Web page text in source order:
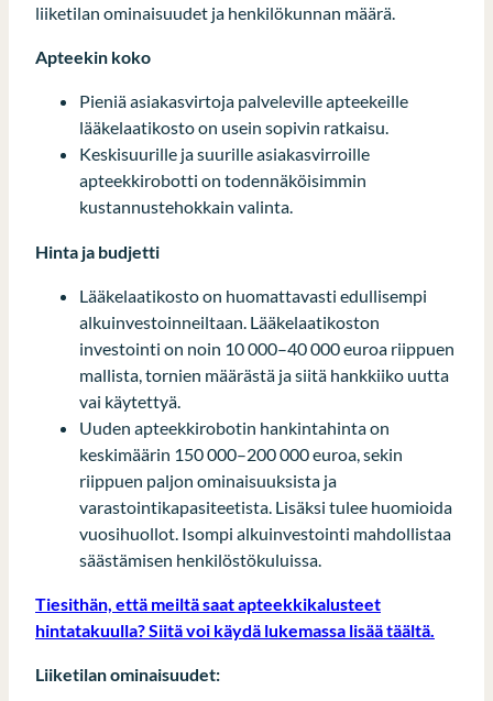
liiketilan ominaisuudet ja henkilökunnan määrä.
Apteekin koko
Pieniä asiakasvirtoja palveleville apteekeille
lääkelaatikosto on usein sopivin ratkaisu.
Keskisuurille ja suurille asiakasvirroille
apteekkirobotti on todennäköisimmin
kustannustehokkain valinta.
Hinta ja budjetti
Lääkelaatikosto on huomattavasti edullisempi
alkuinvestoinneiltaan. Lääkelaatikoston
investointi on noin 10 000–40 000 euroa riippuen
mallista, tornien määrästä ja siitä hankkiiko uutta
vai käytettyä.
Uuden apteekkirobotin hankintahinta on
keskimäärin 150 000–200 000 euroa, sekin
riippuen paljon ominaisuuksista ja
varastointikapasiteetista. Lisäksi tulee huomioida
vuosihuollot. Isompi alkuinvestointi mahdollistaa
säästämisen henkilöstökuluissa.
Tiesithän, että meiltä saat apteekkikalusteet
hintatakuulla? Siitä voi käydä lukemassa lisää täältä.
Liiketilan ominaisuudet: